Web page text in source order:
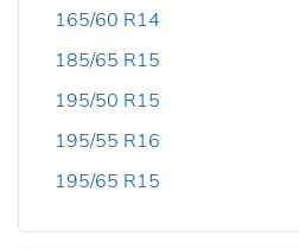
165/60 R14
185/65 R15
195/50 R15
195/55 R16
195/65 R15